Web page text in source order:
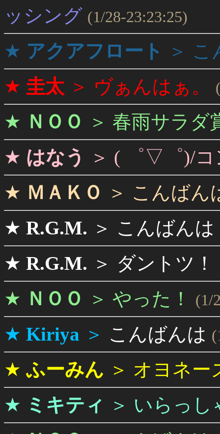
ッシング (1/28-23:23:25)
★ アクアフロート ＞ こ
★ 圭太 ＞ ヴぁんはぁ。
★ ＮＯＯ ＞ 春雨サラダ
★ はなう ＞ ( ゜▽゜)/コ
★ ＭＡＫＯ ＞ こんばん
★ R.G.M. ＞ こんばんは
★ R.G.M. ＞ ダントツ！
★ ＮＯＯ ＞ やった！ (1/
★ Kiriya ＞ こんばんは
★ふーみん ＞ オヨネー
★ ミキティ ＞ いらっし